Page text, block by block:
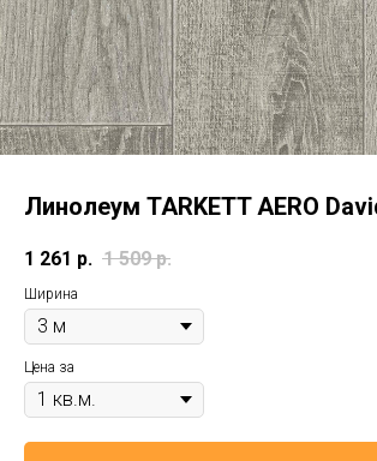
Линолеум TARKETT AERO
1 261 р. 1 509 р.
Ширина
Цена за